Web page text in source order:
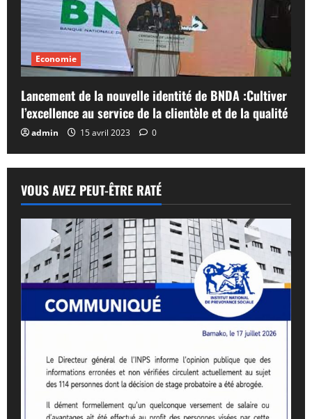
Economie
Lancement de la nouvelle identité de BNDA :Cultiver
l’excellence au service de la clientèle et de la qualité
admin 15 avril 2023 0
VOUS AVEZ PEUT-ÊTRE RATÉ